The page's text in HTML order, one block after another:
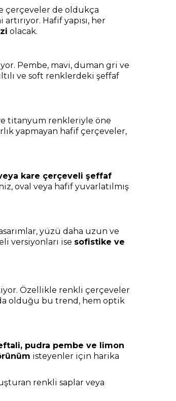
çerçeveler de oldukça
Hafif yapısı, her
olacak.
Pembe, mavi, duman gri ve
ve soft renklerdeki şeffaf
titanyum renkleriyle öne
yapmayan hafif çerçeveler,
kare çerçeveli şeffaf
oval veya hafif yuvarlatılmış
yüzü daha uzun ve
versiyonları ise sofistike ve
Özellikle renkli çerçeveler
olduğu bu trend, hem optik
pudra pembe ve limon
isteyenler için harika
renkli saplar veya